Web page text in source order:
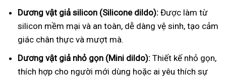
Dương vật giả silicon (Silicone dildo): Được làm từ
silicon mềm mại và an toàn, dễ dàng vệ sinh, tạo cảm
giác chân thực và mượt mà.
Dương vật giả nhỏ gọn (Mini dildo): Thiết kế nhỏ gọn,
thích hợp cho người mới dùng hoặc ai yêu thích sự